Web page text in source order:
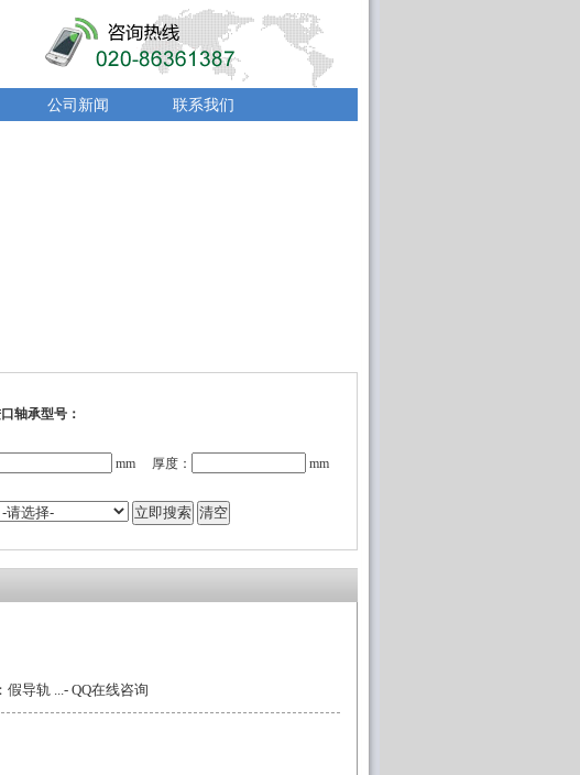
公司新闻 联系我们
轴承型号：
mm 厚度： mm
假导轨 ...- QQ在线咨询